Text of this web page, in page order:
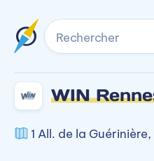
Rechercher
WIN
1 All. de la